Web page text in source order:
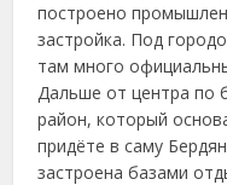
построено
застройка. Под
там много
Дальше от центра по
район, который
придёте в саму
застроена базами